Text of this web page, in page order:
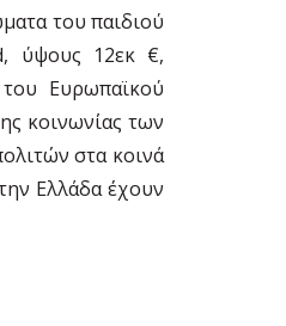
του παιδιού
ύψους 12εκ €,
Ευρωπαϊκού
κοινωνίας των
στα κοινά
Ελλάδα έχουν